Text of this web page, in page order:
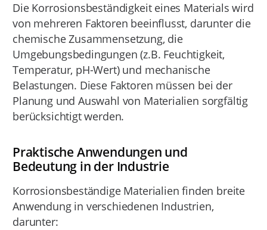
Die Korrosionsbeständigkeit eines Materials wird
von mehreren Faktoren beeinflusst, darunter die
chemische Zusammensetzung, die
Umgebungsbedingungen (z.B. Feuchtigkeit,
Temperatur, pH-Wert) und mechanische
Belastungen. Diese Faktoren müssen bei der
Planung und Auswahl von Materialien sorgfältig
berücksichtigt werden.
Praktische Anwendungen und
Bedeutung in der Industrie
Korrosionsbeständige Materialien finden breite
Anwendung in verschiedenen Industrien,
darunter: